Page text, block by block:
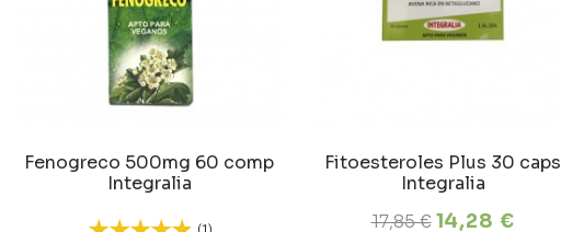
Fenogreco 500mg 60 comp
Integralia
(1)
Fitoesteroles Plus 30 caps
Integralia
17,85 € 14,28 €